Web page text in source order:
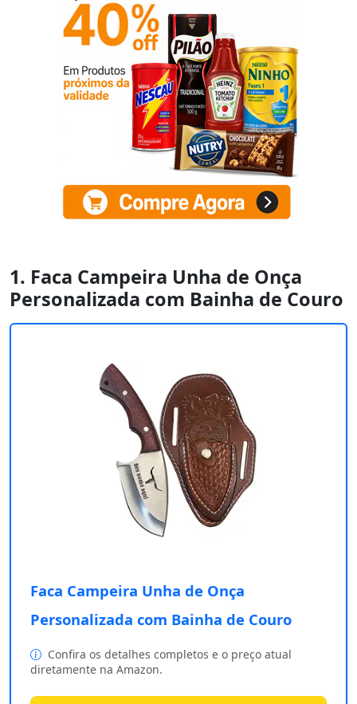
1. Faca Campeira Unha de Onça
Personalizada com Bainha de Couro
Faca Campeira Unha de Onça
Personalizada com Bainha de Couro
Confira os detalhes completos e o preço atual
diretamente na Amazon.